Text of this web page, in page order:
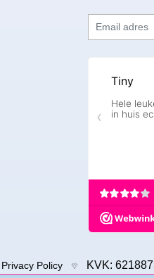
Privacy Policy KVK: